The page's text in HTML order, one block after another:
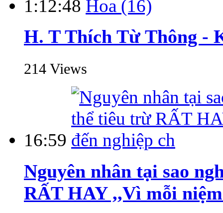
1:12:48
H. T Thích Từ Thông -
214 Views
16:59
Nguyên nhân tại sao
RẤT HAY ,,Vì mỗi